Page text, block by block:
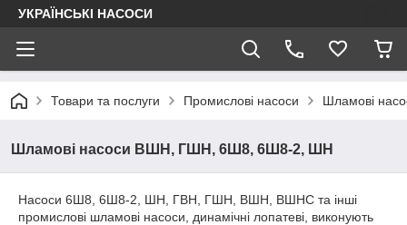
УКРАЇНСЬКІ НАСОСИ
Товари та послуги Промислові насоси Шламові
Шламові насоси ВШН, ГШН, 6Ш8, 6Ш8-2, ШН
Насоси 6Ш8, 6Ш8-2, ШН, ГВН, ГШН, ВШН, ВШНС та інші
промислові шламові насоси, динамічні лопатеві, виконують